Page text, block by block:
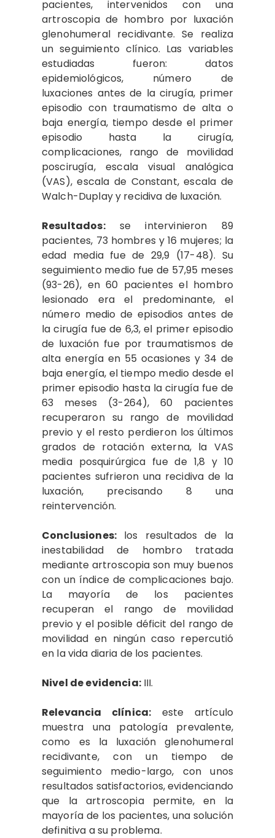
pacientes, intervenidos con una
artroscopia de hombro por luxación
glenohumeral recidivante. Se realiza
un seguimiento clínico. Las variables
estudiadas fueron: datos
epidemiológicos, número de
luxaciones antes de la cirugía, primer
episodio con traumatismo de alta o
baja energía, tiempo desde el primer
episodio hasta la cirugía,
complicaciones, rango de movilidad
poscirugía, escala visual analógica
(VAS), escala de Constant, escala de
Walch-Duplay y recidiva de luxación.
Resultados:se intervinieron 89
pacientes, 73 hombres y 16 mujeres; la
edad media fue de 29,9 (17-48). Su
seguimiento medio fue de 57,95 meses
(93-26), en 60 pacientes el hombro
lesionado era el predominante, el
número medio de episodios antes de
la cirugía fue de 6,3, el primer episodio
de luxación fue por traumatismos de
alta energía en 55 ocasiones y 34 de
baja energía, el tiempo medio desde el
primer episodio hasta la cirugía fue de
63 meses (3-264), 60 pacientes
recuperaron su rango de movilidad
previo y el resto perdieron los últimos
grados de rotación externa, la VAS
media posquirúrgica fue de 1,8 y 10
pacientes sufrieron una recidiva de la
luxación, precisando 8 una
reintervención.
Conclusiones:los resultados de la
inestabilidad de hombro tratada
mediante artroscopia son muy buenos
con un índice de complicaciones bajo.
La mayoría de los pacientes
recuperan el rango de movilidad
previo y el posible déficit del rango de
movilidad en ningún caso repercutió
en la vida diaria de los pacientes.
Nivel de evidencia:III.
Relevancia clínica: este artículo
muestra una patología prevalente,
como es la luxación glenohumeral
recidivante, con un tiempo de
seguimiento medio-largo, con unos
resultados satisfactorios, evidenciando
que la artroscopia permite, en la
mayoría de los pacientes, una solución
definitiva a su problema.